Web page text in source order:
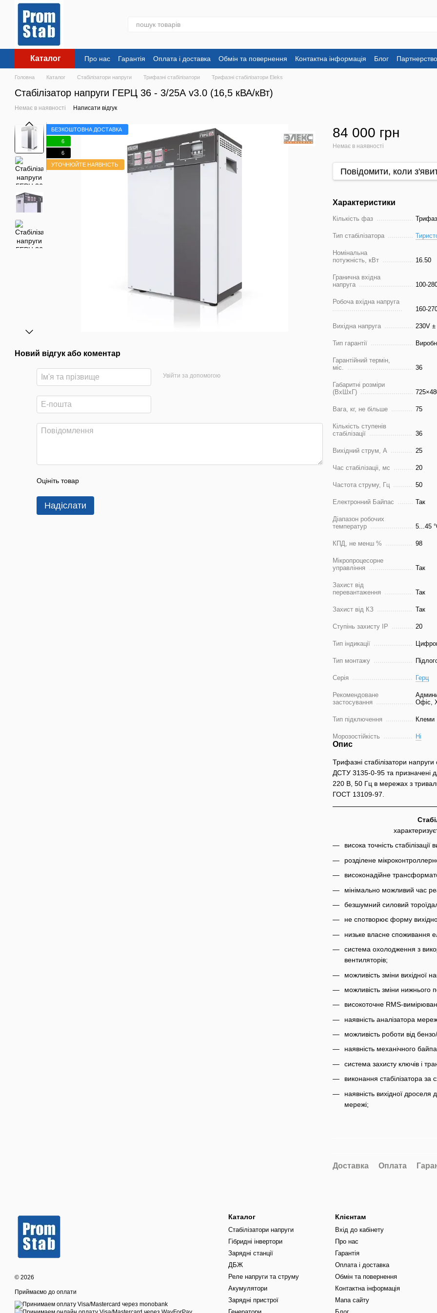
Каталог Про нас Гарантія Оплата і доставка Обмін та повернення Контактна інформація Блог Партнерство
Головна Каталог Стабілізатори напруги Трифазні стабілізатори Трифазні стабілізатори Eleks
Стабілізатор напруги ГЕРЦ 36 - 3/25А v3.0 (16,5 кВА/кВт)
Немає в наявності Написати відгук
БЕЗКОШТОВНА ДОСТАВКА
6
6
УТОЧНЮЙТЕ НАЯВНІСТЬ
Новий відгук або коментар
Увійти за допомогою
Оцініть товар
Надіслати
84 000 грн
Немає в наявності
Повідомити, коли
Характеристики
Кількість фаз
Тип стабілізатора
Номінальна
потужність, кВт
16.50
Гранична вхідна
напруга
100-
Робоча вхідна напруга
160-
Вихідна напруга 230V ±
Тип гарантії
Гарантійний термін,
міс.
36
Габаритні розміри
(ВхШхГ)
Вага, кг, не більше 75
Кількість ступенів
стабілізації
36
Вихідний струм, А 25
Час стабілізаціі, мс 20
Частота струму, Гц 50
Електронний Байпас Так
Діапазон робочих
температур
5...45
КПД, не менш % 98
Мікропроцесорне
управління
Так
Захист від
перевантаження
Так
Захист від КЗ Так
Ступінь захисту IP 20
Тип індикації
Тип монтажу
Серія Герц
Рекомендоване
застосування
Офіс,
Тип підключення Клеми
Морозостійкість Ні
Опис
Трифазні стабілізатори
ДСТУ 3135-0-95 та призначені
220 В, 50 Гц в мережах з
ГОСТ 13109-97.
висока точність стабілізації
розділене
високонадійне
мінімально можливий час
безшумний силовий
не спотворює форму
низьке власне споживання
система охолодження з
вентиляторів;
можливість зміни вихідної
можливість зміни нижнього
високоточне RMS-
наявність аналізатора
можливість роботи від
наявність механічного
система захисту ключів і
виконання стабілізатора
наявність вихідної
мережі;
Доставка Оплата
© 2026
Приймаємо до оплати
Каталог
Стабілізатори напруги
Гібридні інвертори
Зарядні станції
ДБЖ
Реле напруги та струму
Акумулятори
Зарядні пристрої
Клієнтам
Вхід до кабінету
Про нас
Гарантія
Оплата і доставка
Обмін та повернення
Контактна інформація
Мапа сайту